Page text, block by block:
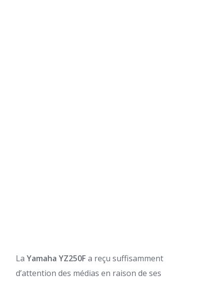
La Yamaha YZ250Fa reçu suffisamment
d’attention des médias en raison de ses